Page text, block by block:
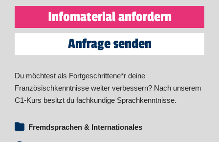
Infomaterial anfordern
Anfrage senden
Du möchtest als Fortgeschrittene*r deine
Französischkenntnisse weiter verbessern? Nach unserem
C1-Kurs besitzt du fachkundige Sprachkenntnisse.
Fremdsprachen & Internationales